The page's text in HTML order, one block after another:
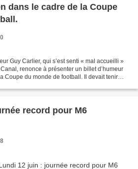
dans le cadre de la Coupe
Guy Carlier, qui s’est senti « mal accueilli »
renonce à présenter un billet d’humeur
Coupe du monde de football. Il devait tenir
record pour M6